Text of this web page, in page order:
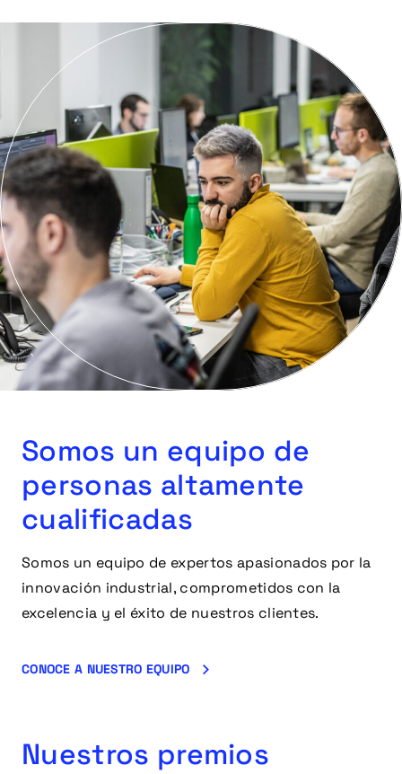
Somos un equipo de
personas altamente
cualificadas
Somos un equipo de expertos apasionados por la
innovación industrial, comprometidos con la
excelencia y el éxito de nuestros clientes.
CONOCE A NUESTRO EQUIPO
Nuestros premios